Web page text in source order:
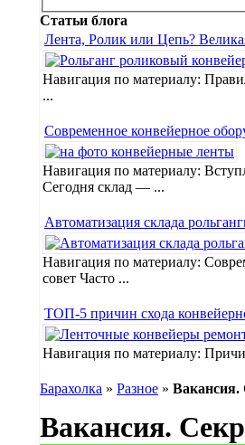
Статьи блога
Лента, Ролик или Цепь?
Навигация по материалу:
...
Современное конвейерное
Навигация по материалу:
Сегодня склад — ...
Автоматизация склада
Навигация по материалу:
совет Часто ...
ТОП-5 причин схода
Навигация по материалу:
Барахолка » Разное » Вакансия.
Вакансия.